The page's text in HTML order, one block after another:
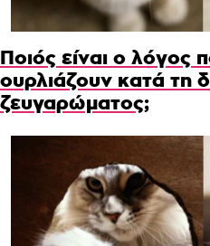
Ποιός είναι ο λόγος
ουρλιάζουν κατά τη
ζευγαρώματος;